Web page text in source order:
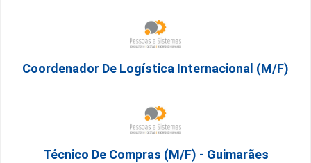
Coordenador De Logística Internacional (m/f)
Técnico De Compras (m/f) - Guimarães